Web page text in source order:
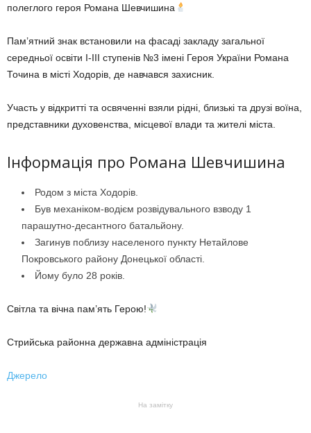
полеглого героя Романа Шевчишина
Пам’ятний знак встановили на фасаді закладу загальної
середньої освіти І-ІІІ ступенів №3 імені Героя України Романа
Точина в місті Ходорів, де навчався захисник.
Участь у відкритті та освяченні взяли рідні, близькі та друзі воїна,
представники духовенства, місцевої влади та жителі міста.
Інформація про Романа Шевчишина
Родом з міста Ходорів.
Був механіком-водієм розвідувального взводу 1
парашутно-десантного батальйону.
Загинув поблизу населеного пункту Нетайлове
Покровського району Донецької області.
Йому було 28 років.
Світла та вічна пам’ять Герою!
Стрийська районна державна адміністрація
Джерело
На замітку